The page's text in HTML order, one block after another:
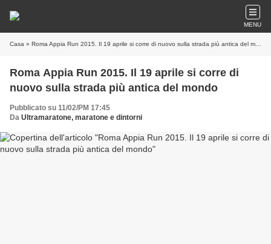
MENU
Casa » Roma Appia Run 2015. Il 19 aprile si corre di nuovo sulla strada più antica del mondo
Roma Appia Run 2015. Il 19 aprile si corre di
nuovo sulla strada più antica del mondo
Pubblicato su 11/02/PM 17:45
Da Ultramaratone, maratone e dintorni